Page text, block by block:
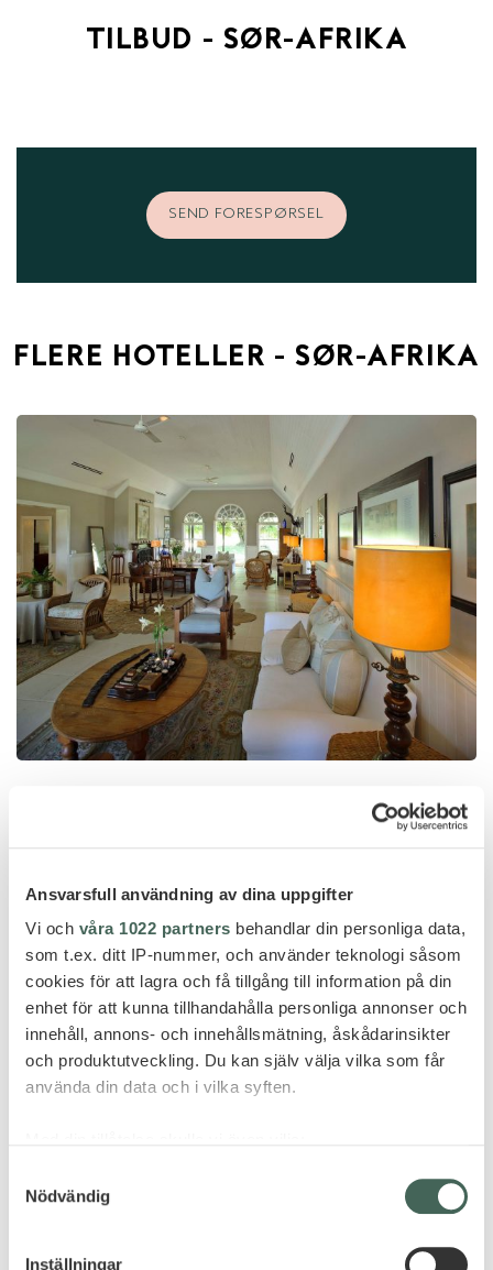
Ansvarsfull användning av dina uppgifter
Vi och våra 1022 partners behandlar din personliga data,
som t.ex. ditt IP-nummer, och använder teknologi såsom
cookies för att lagra och få tillgång till information på din
enhet för att kunna tillhandahålla personliga annonser och
innehåll, annons- och innehållsmätning, åskådarinsikter
och produktutveckling. Du kan själv välja vilka som får
använda din data och i vilka syften.
som kan ha en noggrannhet på upp till flera meter
Nödvändig
Inställningar
TILBUD - SØR-AFRIKA
SEND FORESPØRSEL
FLERE HOTELLER - SØR-AFRIKA
&BEYOND KIRKMAN’S KAMP